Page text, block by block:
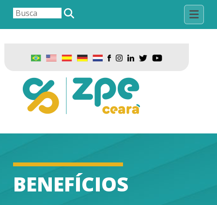
BENEFÍCIOS